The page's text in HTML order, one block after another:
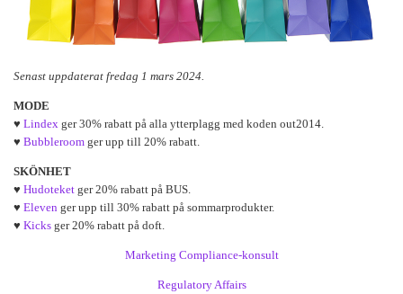
Senast uppdaterat fredag 1 mars 2024.
MODE
♥ Lindex ger 30% rabatt på alla ytterplagg med koden out2014.
♥ Bubbleroom ger upp till 20% rabatt.
SKÖNHET
♥ Hudoteket ger 20% rabatt på BUS.
♥ Eleven ger upp till 30% rabatt på sommarprodukter.
♥ Kicks ger 20% rabatt på doft.
Marketing Compliance-konsult
Regulatory Affairs